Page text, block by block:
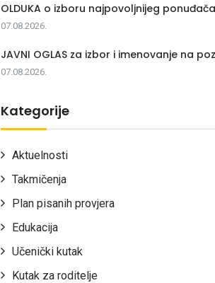
OLDUKA o izboru najpovoljnijeg
07.08.2026.
JAVNI OGLAS za izbor i imenovanje na
07.08.2026.
Kategorije
Aktuelnosti
Takmičenja
Plan pisanih provjera
Edukacija
Učenički kutak
Kutak za roditelje